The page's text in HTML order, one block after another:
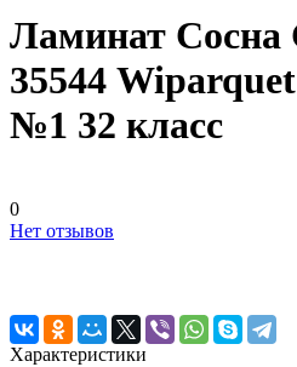
Ламинат Сосна
35544
№1 32 класс
0
Нет отзывов
Характеристики